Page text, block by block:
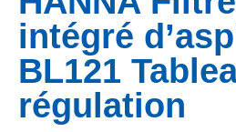
intégré
BL121
régulation